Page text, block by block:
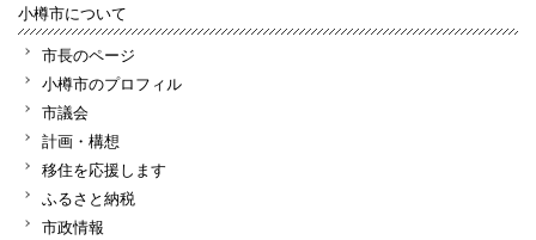
小樽市について
市長のページ
小樽市のプロフィル
市議会
計画・構想
移住を応援します
ふるさと納税
市政情報